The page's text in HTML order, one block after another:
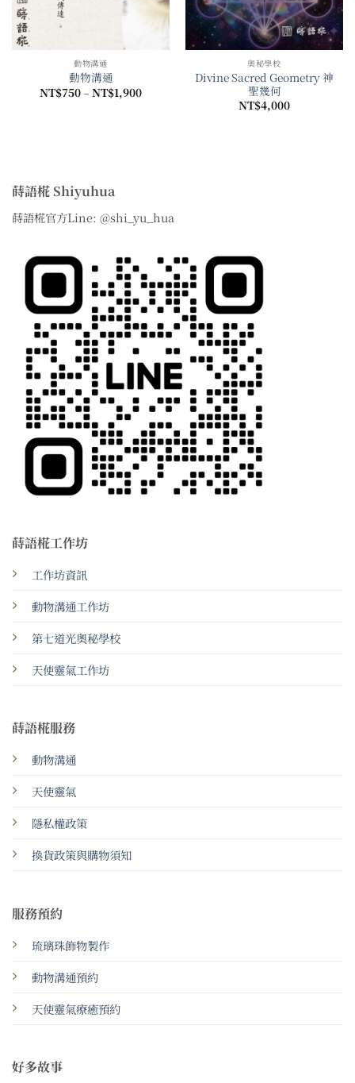
動物溝通
動物溝通
NT$750– NT$1,900價
奧秘學校
Divine Sacred Geometry 神
聖幾何
NT$4,000
蒔語椛 Shiyuhua
蒔語椛官方Line: @shi_yu_hua
蒔語椛工作坊
工作坊資訊
動物溝通工作坊
第七道光奧秘學校
天使靈氣工作坊
蒔語椛服務
動物溝通
天使靈氣
隱私權政策
換貨政策與購物須知
服務預約
琉璃珠飾物製作
動物溝通預約
天使靈氣療癒預約
好多故事